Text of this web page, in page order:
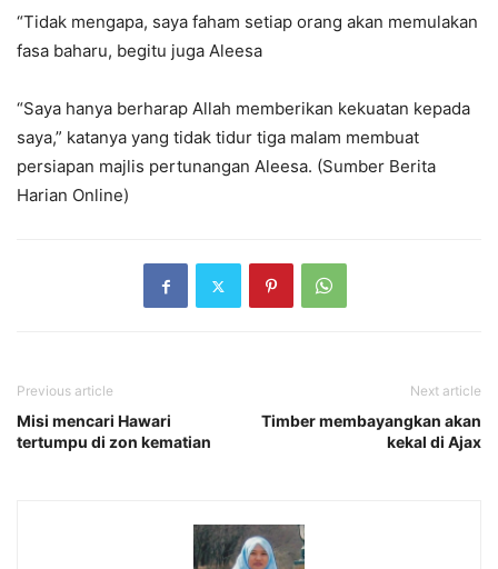
“Tidak mengapa, saya faham setiap orang akan memulakan
fasa baharu, begitu juga Aleesa
“Saya hanya berharap Allah memberikan kekuatan kepada
saya,” katanya yang tidak tidur tiga malam membuat
persiapan majlis pertunangan Aleesa. (Sumber Berita
Harian Online)
Previous article
Misi mencari Hawari
tertumpu di zon kematian
Next article
Timber membayangkan akan
kekal di Ajax